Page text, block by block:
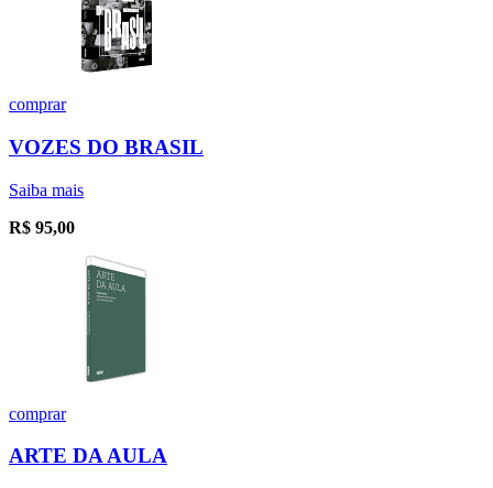
comprar
VOZES DO BRASIL
Saiba mais
R$ 95,00
comprar
ARTE DA AULA